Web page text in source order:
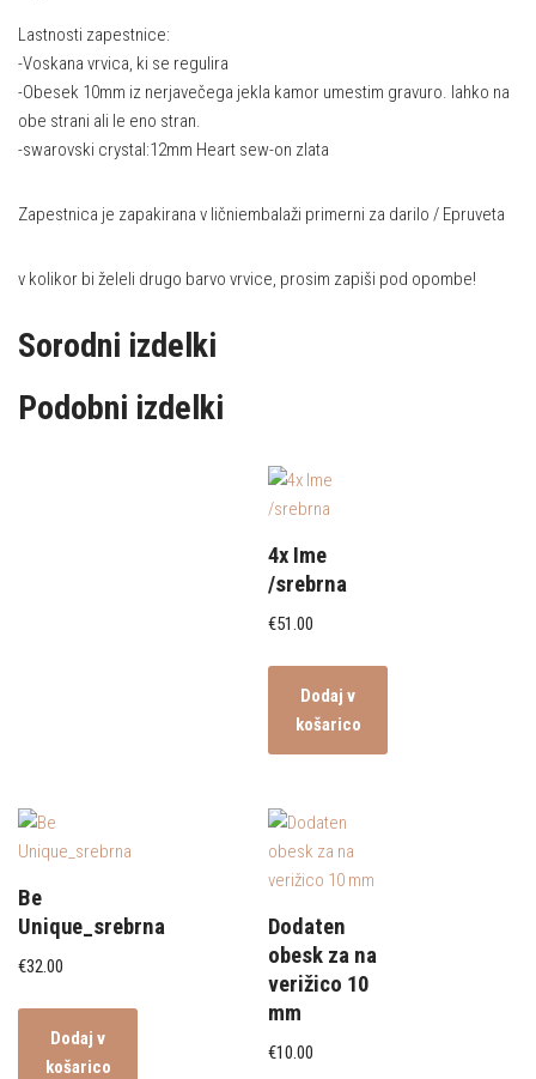
Lastnosti zapestnice:
-Voskana vrvica, ki se regulira
-Obesek 10mm iz nerjavečega jekla kamor umestim gravuro. lahko na
obe strani ali le eno stran.
-swarovski crystal:12mm Heart sew-on zlata
Zapestnica je zapakirana v ličniembalaži primerni za darilo / Epruveta
v kolikor bi želeli drugo barvo vrvice, prosim zapiši pod opombe!
Sorodni izdelki
Podobni izdelki
4x Ime
/srebrna
€51.00
Dodaj v
košarico
Be
Unique_srebrna
€32.00
Dodaj v
košarico
Dodaten
obesk za na
verižico 10
mm
€10.00